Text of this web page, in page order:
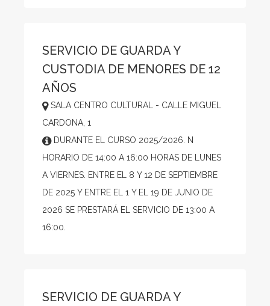
SERVICIO DE GUARDA Y
CUSTODIA DE MENORES DE 12
AÑOS
SALA CENTRO CULTURAL - CALLE MIGUEL
CARDONA, 1
DURANTE EL CURSO 2025/2026. N
HORARIO DE 14:00 A 16:00 HORAS DE LUNES
A VIERNES. ENTRE EL 8 Y 12 DE SEPTIEMBRE
DE 2025 Y ENTRE EL 1 Y EL 19 DE JUNIO DE
2026 SE PRESTARÁ EL SERVICIO DE 13:00 A
16:00.
SERVICIO DE GUARDA Y